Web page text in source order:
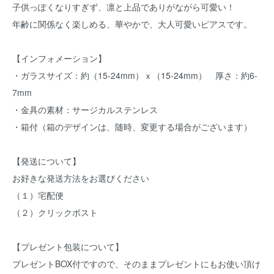
子供っぽくなりすぎず、凛と上品でありがながら可愛い！
年齢に関係なく楽しめる、華やかで、大人可愛いピアスです。
【インフォメーション】
・ガラスサイズ：約（15-24mm）ｘ（15-24mm） 厚さ：約6-
7mm
・金具の素材：サージカルステンレス
・箱付（箱のデザインは、随時、変更する場合がございます）
【発送について】
お好きな発送方法をお選びください
（１）宅配便
（２）クリックポスト
【プレゼント包装について】
プレゼントBOX付ですので、そのままプレゼントにもお使い頂け